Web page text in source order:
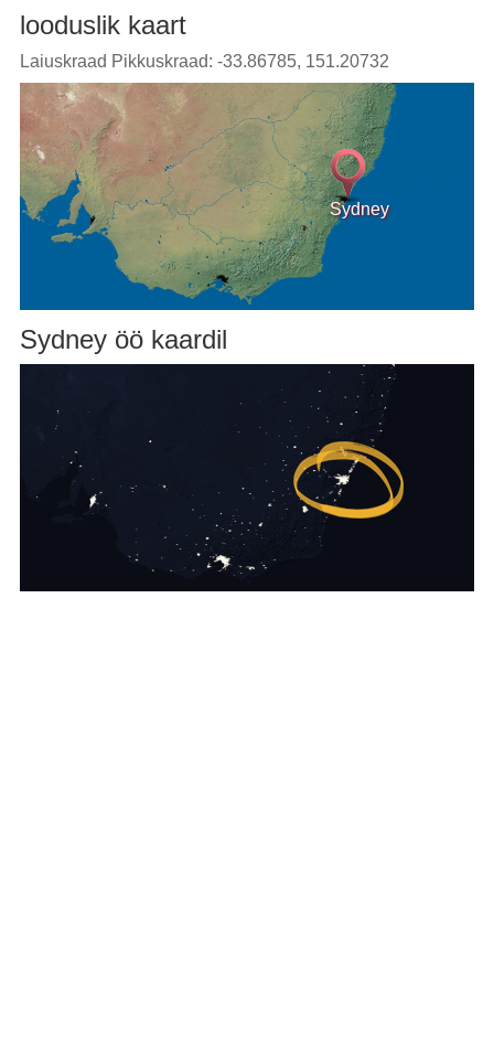
looduslik kaart
Laiuskraad Pikkuskraad: -33.86785, 151.20732
Sydney
Sydney öö kaardil